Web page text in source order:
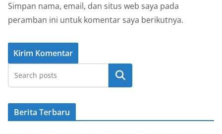
Simpan nama, email, dan situs web saya pada
peramban ini untuk komentar saya berikutnya.
Cari
Berita Terbaru